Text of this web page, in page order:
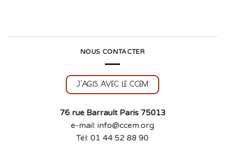
NOUS CONTACTER
J'AGIS AVEC LE CCEM
76 rue Barrault Paris 75013
e-mail: info@ccem.org
Tél: 01 44 52 88 90